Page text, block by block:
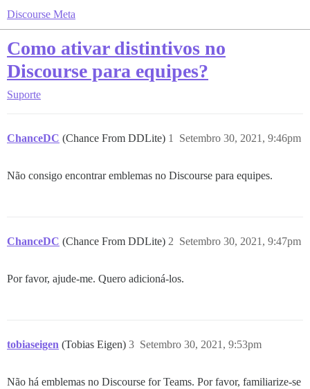
Discourse Meta
Como ativar distintivos no
Discourse para equipes?
Suporte
ChanceDC (Chance From DDLite) Setembro 30, 2021, 9:46pm
1
Não consigo encontrar emblemas no Discourse para equipes.
ChanceDC (Chance From DDLite) Setembro 30, 2021, 9:47pm
2
Por favor, ajude-me. Quero adicioná-los.
tobiaseigen (Tobias Eigen) Setembro 30, 2021, 9:53pm
3
Não há emblemas no Discourse for Teams. Por favor, familiarize-se